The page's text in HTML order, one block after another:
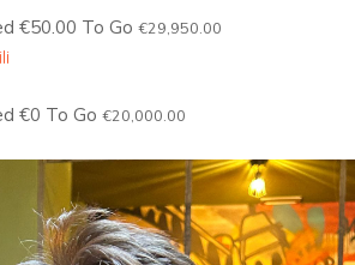
€50.00 To Go €29,950.00
€0 To Go €20,000.00